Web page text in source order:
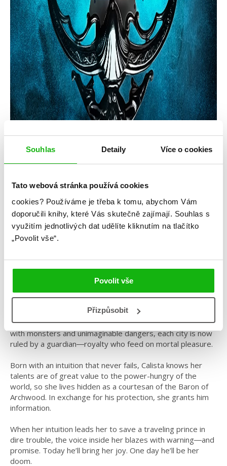
Souhlas Detaily Více o cookies
Tato webová stránka používá cookies
cookies? Používáme je třeba k tomu, abychom Vám
doporučili knihy, které Vás skutečně zajímají. Souhlas s
využitím jednotlivých dat udělíte kliknutím na tlačítko
„Povolit vše“.
Povolit vše
Přizpůsobit
Fall of Ruin and Wrath
Jennifer L. Armentroutová
#jenniferlarmentrout
Long ago, the world was destroyed by gods. Only nine
cities were spared. Separated by vast wilderness teeming
with monsters and unimaginable dangers, each city is now
ruled by a guardian―royalty who feed on mortal pleasure.
Born with an intuition that never fails, Calista knows her
talents are of great value to the power-hungry of the
world, so she lives hidden as a courtesan of the Baron of
Archwood. In exchange for his protection, she grants him
information.
When her intuition leads her to save a traveling prince in
dire trouble, the voice inside her blazes with warning―and
promise. Today he’ll bring her joy. One day he’ll be her
doom.